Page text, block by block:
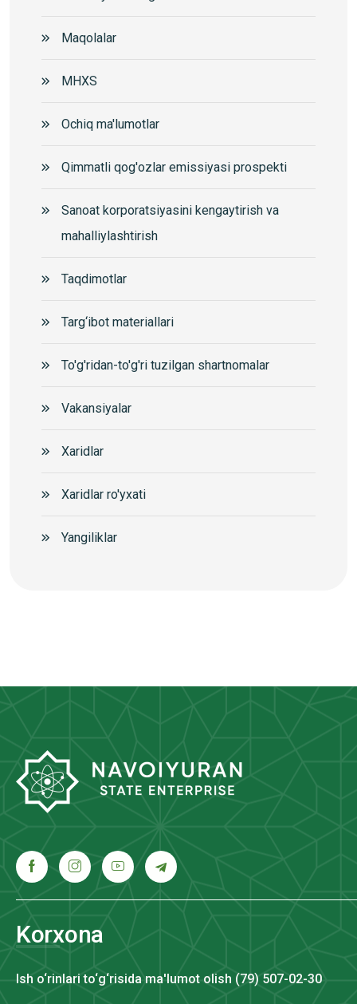
Maqolalar
MHXS
Ochiq ma'lumotlar
Qimmatli qog'ozlar emissiyasi prospekti
Sanoat korporatsiyasini kengaytirish va
mahalliylashtirish
Taqdimotlar
Targ‘ibot materiallari
To'g'ridan-to'g'ri tuzilgan shartnomalar
Vakansiyalar
Xaridlar
Xaridlar ro'yxati
Yangiliklar
Korxona
Ish o‘rinlari to‘g‘risida ma'lumot olish (79) 507-02-30